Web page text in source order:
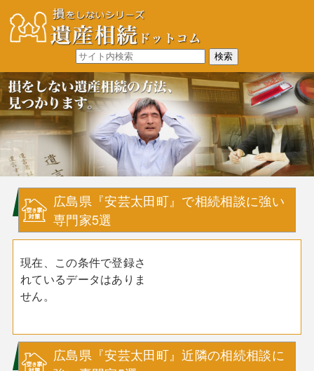
広島県『安芸太田町』で相続相談に強い
専門家5選
現在、この条件で登録さ
れているデータはありま
せん。
広島県『安芸太田町』近隣の相続相談に